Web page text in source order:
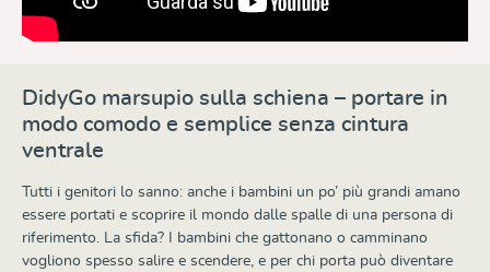
DidyGo marsupio sulla schiena – portare in
modo comodo e semplice senza cintura
ventrale
Tutti i genitori lo sanno: anche i bambini un po’ più grandi amano
essere portati e scoprire il mondo dalle spalle di una persona di
riferimento. La sfida? I bambini che gattonano o camminano
vogliono spesso salire e scendere, e per chi porta può diventare